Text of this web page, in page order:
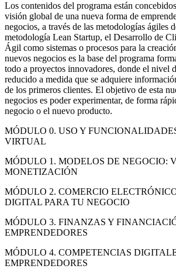
Los contenidos del programa están
visión global de una nueva forma de
negocios, a través de las metodologías ágiles
metodología Lean Startup, el Desarrollo de
Ágil como sistemas o procesos para la
nuevos negocios es la base del programa
todo a proyectos innovadores, donde el nivel
reducido a medida que se adquiere
de los primeros clientes. El objetivo de esta
negocios es poder experimentar, de forma
negocio o el nuevo producto.
MÓDULO 0. USO Y
VIRTUAL
MÓDULO 1. MODELOS DE NEGOCIO:
MONETIZACIÓN
MÓDULO 2. COMERCIO
DIGITAL PARA TU NEGOCIO
MÓDULO 3. FINANZAS Y
EMPRENDEDORES
MÓDULO 4. COMPETENCIAS
EMPRENDEDORES